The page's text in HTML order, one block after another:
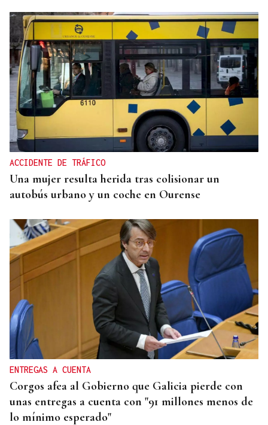
Eduardo Medrano
Primera carrera de Ascot
ACCIDENTE DE TRÁFICO
Una mujer resulta herida tras colisionar un
autobús urbano y un coche en Ourense
ENTREGAS A CUENTA
Corgos afea al Gobierno que Galicia pierde con
unas entregas a cuenta con "91 millones menos de
lo mínimo esperado"